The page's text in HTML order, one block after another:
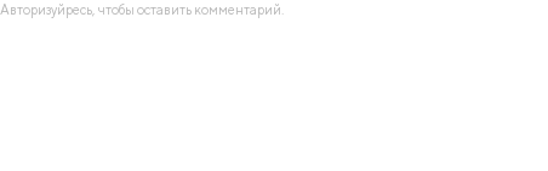
Авторизуйресь, чтобы оставить комментарий.